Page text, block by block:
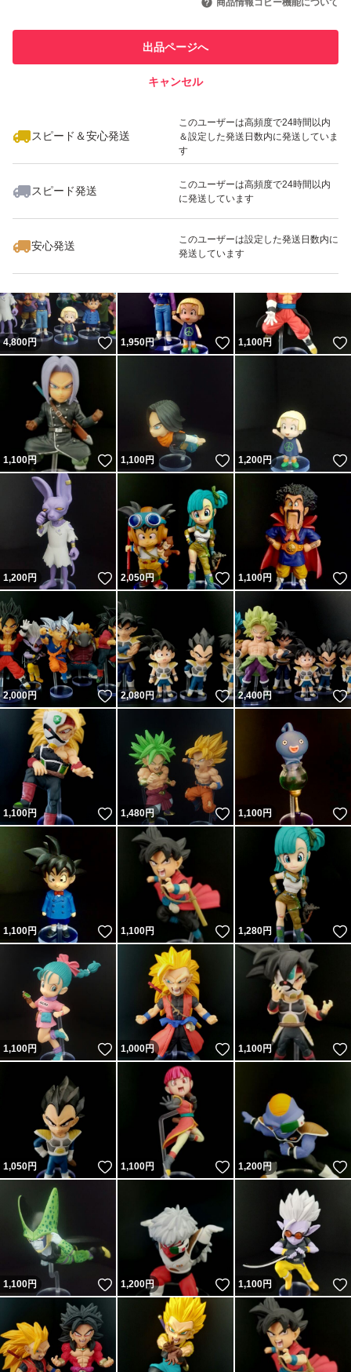
での取引実績があります
スピード&安心発送
※このバッジは実績に基づく表示であり、発送を保証しているものではあり
スピード＆安心発送
このユーザーは高頻度で24時間以内
＆設定した発送日数内に発送していま
す
スピード発送
このユーザーは高頻度で24時間以内
に発送しています
安心発送
このユーザーは設定した発送日数内に
発送しています
商品情報コピー機能について
出品ページへ
キャンセル
4,800円 いいね！
1,950円 いいね！
1,100円
1,100円 いいね！
1,100円 いいね！
1,200円
1,200円 いいね！
2,050円 いいね！
1,100円
2,000円 いいね！
2,080円 いいね！
2,400円
1,100円 いいね！
1,480円 いいね！
1,100円
1,100円 いいね！
1,100円 いいね！
1,280円
1,100円 いいね！
1,000円 いいね！
1,100円
1,050円 いいね！
1,100円 いいね！
1,200円
1,100円 いいね！
1,200円 いいね！
1,100円